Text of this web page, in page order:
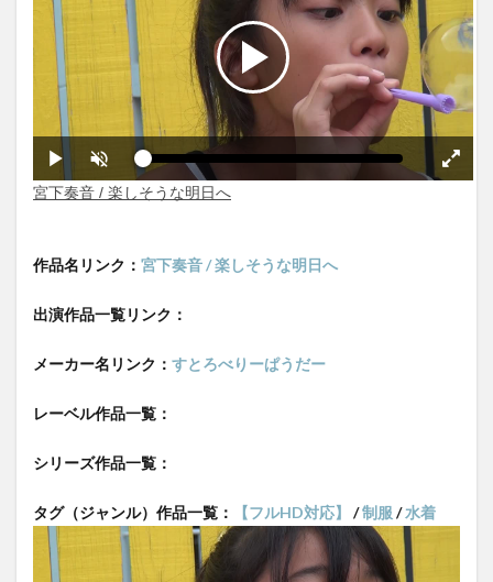
作品名リンク： 宮下奏音 / 楽しそうな明日へ
出演作品一覧リンク：
メーカー名リンク： すとろべりーぱうだー
レーベル作品一覧：
シリーズ作品一覧：
タグ（ジャンル）作品一覧： 【フルHD対応】 /制服 /水着